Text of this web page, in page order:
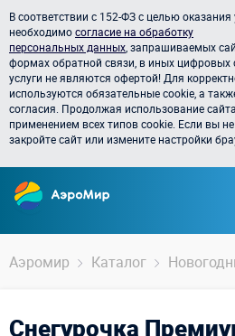
В соответствии с 152-ФЗ с целью оказания
необходимосогласие на обработку
персональных данных , запрашиваемых
формах обратной связи, в иных цифровых
услуги не являются офертой! Для
используются обязательные cookie, а
согласия. Продолжая использование
применением всех типов cookie. Если вы
закройте сайт или измените настройки
Аэромир Каталог
Снегурочка